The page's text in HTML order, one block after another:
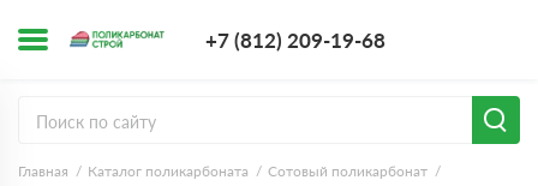
+7 (812) 209-19-68
Главная Каталог поликарбоната
Сотовый поликарбонат